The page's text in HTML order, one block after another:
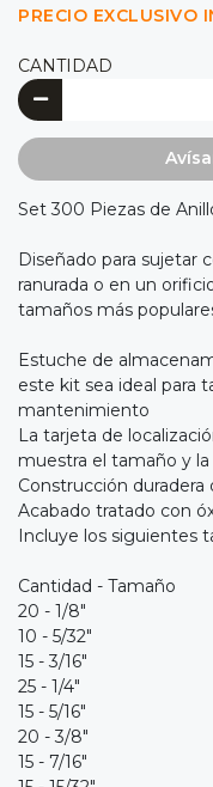
PRECIO EXCLUSIVO
CANTIDAD
Set 300 Piezas de
Diseñado para sujetar
ranurada o en un
tamaños más
Estuche de
este kit sea ideal para
mantenimiento
La tarjeta de
muestra el tamaño y
Construcción duradera
Acabado tratado con
Incluye los siguientes
Cantidad - Tamaño
20 - 1/8"
10 - 5/32"
15 - 3/16"
25 - 1/4"
15 - 5/16"
20 - 3/8"
15 - 7/16"